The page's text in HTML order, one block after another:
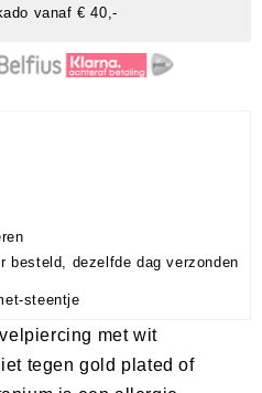
vanaf € 40,-
besteld, dezelfde dag verzonden
steentje
met wit
tegen gold plated of